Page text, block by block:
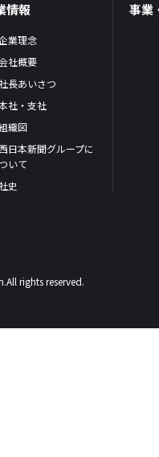
情報
業理念
社概要
社長あいさつ
社・支社
織図
日本新聞グループに
ついて
社史
事業
rights reserved.